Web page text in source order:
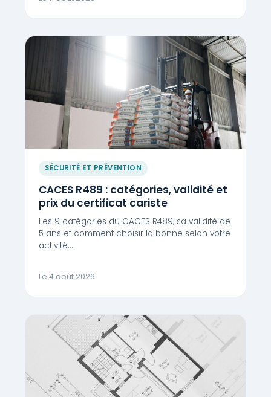
SÉCURITÉ ET PRÉVENTION
CACES R489 : catégories, validité et
prix du certificat cariste
Les 9 catégories du CACES R489, sa validité de
5 ans et comment choisir la bonne selon votre
activité.…
Le 4 août 2026